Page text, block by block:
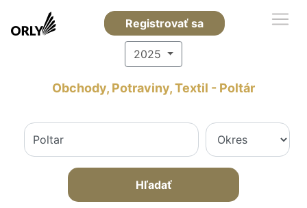
Registrovať sa
2025
Obchody, Potraviny, Textil - Poltár
Hľadať